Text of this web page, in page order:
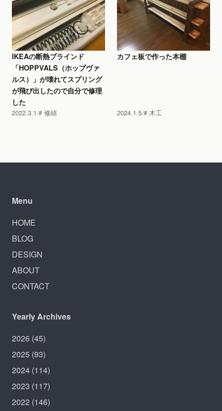
IKEAの断熱ブラインド
「HOPPVALS（ホップヴァ
ルス）」が壊れてスプリング
が飛び出したので自分で修理
した
2022.3.1 修繕
カフェ板で作った本棚
2024.1.5 木工
Menu
HOME
BLOG
DESIGN
ABOUT
CONTACT
Yearly Archives
2026 (45)
2025 (93)
2024 (114)
2023 (117)
2022 (146)